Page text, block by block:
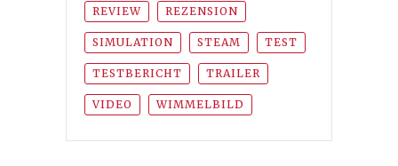
REVIEW REZENSION
SIMULATION STEAM TEST
TESTBERICHT TRAILER
VIDEO WIMMELBILD